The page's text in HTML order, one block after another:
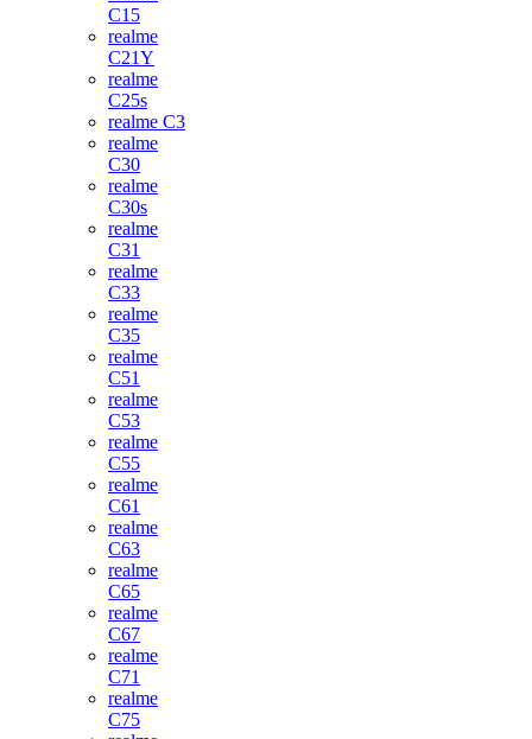
C15
realme
C21Y
realme
C25s
realme C3
realme
C30
realme
C30s
realme
C31
realme
C33
realme
C35
realme
C51
realme
C53
realme
C55
realme
C61
realme
C63
realme
C65
realme
C67
realme
C71
realme
C75